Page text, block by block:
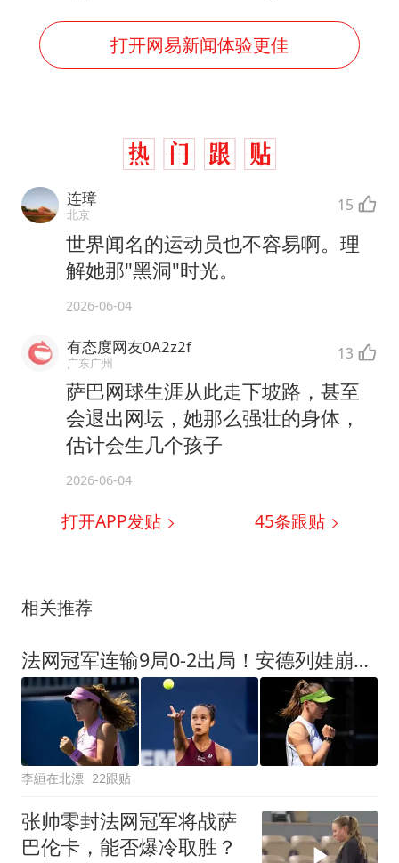
打开网易新闻体验更佳
连璋
北京 15
世界闻名的运动员也不容易啊。理
解她那"黑洞"时光。
2026-06-04
有态度网友0A2z2f
广东广州 13
萨巴网球生涯从此走下坡路，甚至
会退出网坛，她那么强壮的身体，
估计会生几个孩子
2026-06-04
打开APP发贴 45条跟贴
相关推荐
法网冠军连输9局0-2出局！安德列娃崩盘太离谱：19岁黑马首进16强
李絙在北漂 22跟贴
张帅零封法网冠军将战萨
巴伦卡，能否爆冷取胜？